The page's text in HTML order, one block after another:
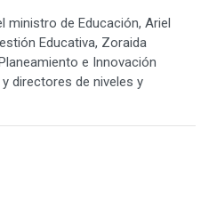
ministro de Educación, Ariel
Educativa, Zoraida
e Innovación
directores de niveles y